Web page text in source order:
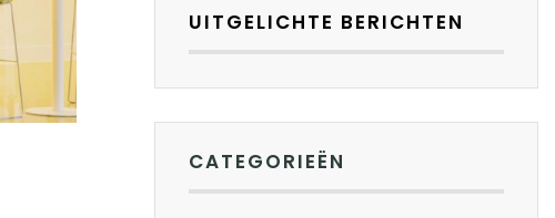
UITGELICHTE BERICHTEN
CATEGORIEËN